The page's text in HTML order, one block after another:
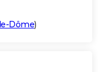
Dôme)